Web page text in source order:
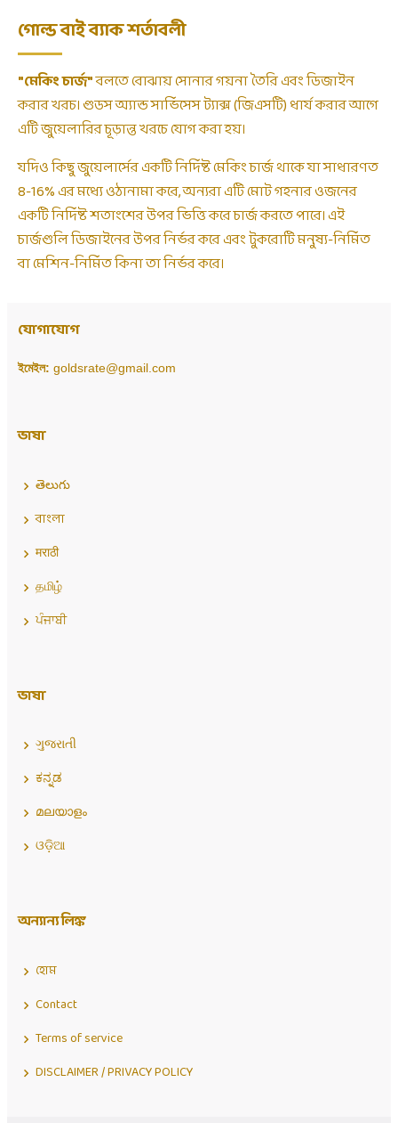
গোল্ড বাই ব্যাক শর্তাবলী
"মেকিং চার্জ"বলতে বোঝায় সোনার গয়না তৈরি এবং ডিজাইন
করার খরচ। গুডস অ্যান্ড সার্ভিসেস ট্যাক্স (জিএসটি) ধার্য করার আগে
এটি জুয়েলারির চূড়ান্ত খরচে যোগ করা হয়।
যদিও কিছু জুয়েলার্সের একটি নির্দিষ্ট মেকিং চার্জ থাকে যা সাধারণত
8-16% এর মধ্যে ওঠানামা করে, অন্যরা এটি মোট গহনার ওজনের
একটি নির্দিষ্ট শতাংশের উপর ভিত্তি করে চার্জ করতে পারে। এই
চার্জগুলি ডিজাইনের উপর নির্ভর করে এবং টুকরোটি মনুষ্য-নির্মিত
বা মেশিন-নির্মিত কিনা তা নির্ভর করে।
যোগাযোগ
ইমেইল: goldsrate@gmail.com
ভাষা
తెలుగు
বাংলা
मराठी
தமிழ்
ਪੰਜਾਬੀ
ভাষা
ગુજરાતી
ಕನ್ನಡ
മലയാളം
ଓଡ଼ିଆ
অন্যান্য লিঙ্ক
হোম
Contact
Terms of service
DISCLAIMER / PRIVACY POLICY